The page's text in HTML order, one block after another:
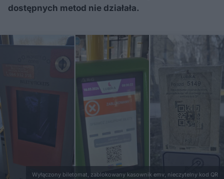
dostępnych metod nie działała.
Wyłączony biletomat, zablokowany kasownik emv, nieczytelny kod QR